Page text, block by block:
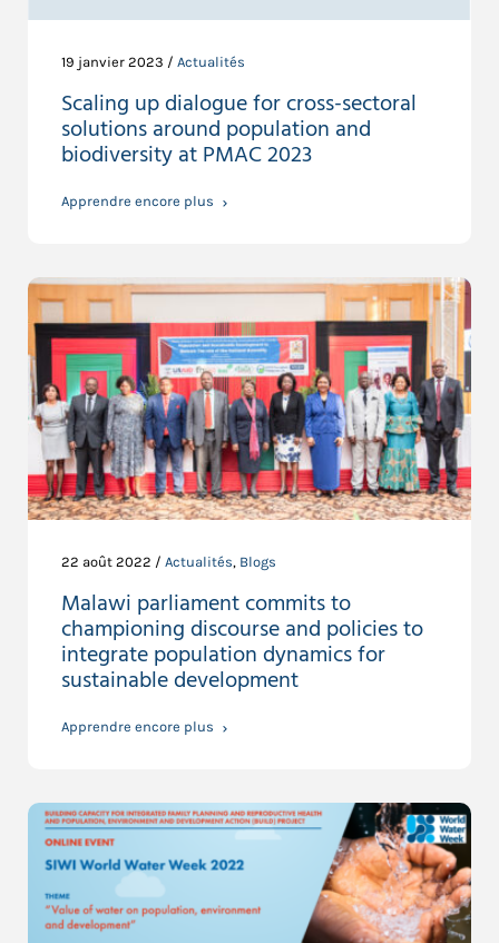
19 janvier 2023 / Actualités
Scaling up dialogue for cross-sectoral
solutions around population and
biodiversity at PMAC 2023
Apprendre encore plus
22 août 2022 / Actualités, Blogs
Malawi parliament commits to
championing discourse and policies to
integrate population dynamics for
sustainable development
Apprendre encore plus